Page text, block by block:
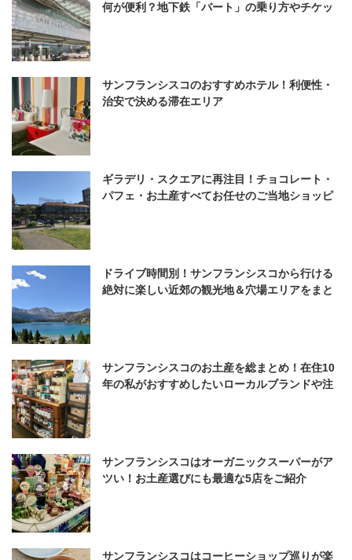
何が便利？地下鉄「バート」の乗り方やチケッ
サンフランシスコのおすすめホテル！利便性・
治安で決める滞在エリア
ギラデリ・スクエアに再注目！チョコレート・
パフェ・お土産すべてお任せのご当地ショッピ
ドライブ時間別！サンフランシスコから行ける
絶対に楽しい近郊の観光地＆穴場エリアをまと
サンフランシスコのお土産を総まとめ！在住10
年の私がおすすめしたいローカルブランドや注
サンフランシスコはオーガニックスーパーがア
ツい！お土産選びにも最適な5店をご紹介
サンフランシスコはコーヒーショップ巡りが楽